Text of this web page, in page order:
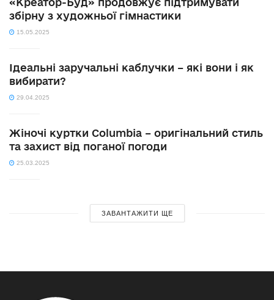
збірну з художньої гімнастики
15.05.2025
Ідеальні заручальні каблучки – які вони і як
вибирати?
29.04.2025
Жіночі куртки Columbia – оригінальний стиль
та захист від поганої погоди
25.03.2025
ЗАВАНТАЖИТИ ЩЕ